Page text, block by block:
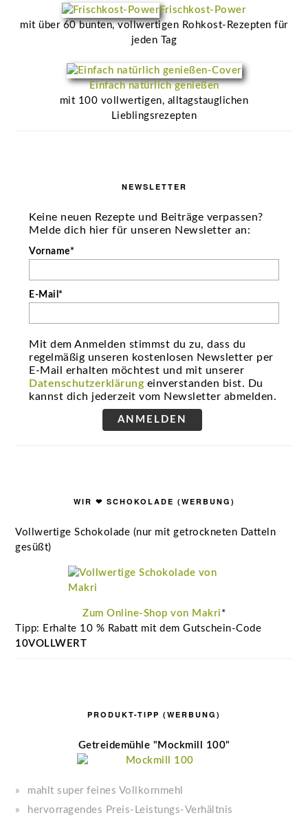
Frischkost-Power
mit über 60 bunten, vollwertigen Rohkost-Rezepten für
jeden Tag
Einfach natürlich genießen
mit 100 vollwertigen, alltagstauglichen
Lieblingsrezepten
NEWSLETTER
Keine neuen Rezepte und Beiträge verpassen?
Melde dich hier für unseren Newsletter an:
Vorname*
E-Mail*
Mit dem Anmelden stimmst du zu, dass du
regelmäßig unseren kostenlosen Newsletter per
E-Mail erhalten möchtest und mit unserer
Datenschutzerklärung einverstanden bist. Du
kannst dich jederzeit vom Newsletter abmelden.
ANMELDEN
WIR ❤ SCHOKOLADE (WERBUNG)
Vollwertige Schokolade (nur mit getrockneten Datteln
gesüßt)
Zum Online-Shop von Makri *
Tipp: Erhalte 10 % Rabatt mit dem Gutschein-Code
10VOLLWERT
PRODUKT-TIPP (WERBUNG)
Getreidemühle "Mockmill 100"
mahlt super feines Vollkornmehl
hervorragendes Preis-Leistungs-Verhältnis